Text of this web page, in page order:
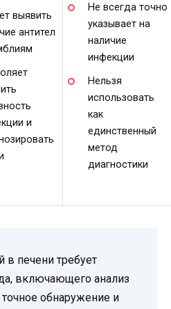
выявить
антител
и
Не всегда точно
указывает на
наличие
инфекции
Нельзя
использовать
как
единственный
метод
диагностики
в печени требует
включающего анализ
обнаружение и